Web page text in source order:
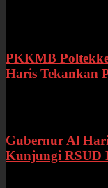
PKKMB
Haris Tekankan
Gubernur Al
Kunjungi RSUD